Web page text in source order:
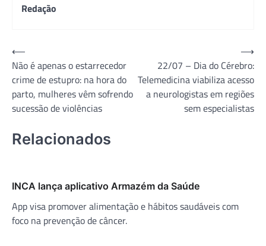
Redação
Navegação
de
Post
⟵
Não é apenas o estarrecedor
crime de estupro: na hora do
parto, mulheres vêm sofrendo
sucessão de violências
22/07 – Dia do Cérebro:
Telemedicina viabiliza acesso
a neurologistas em regiões
sem especialistas
⟶
Relacionados
INCA lança aplicativo Armazém da Saúde
App visa promover alimentação e hábitos saudáveis com
foco na prevenção de câncer.